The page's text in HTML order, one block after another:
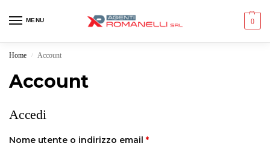
MENU 0
Home / Account
Account
Accedi
Nome utente o indirizzo email *